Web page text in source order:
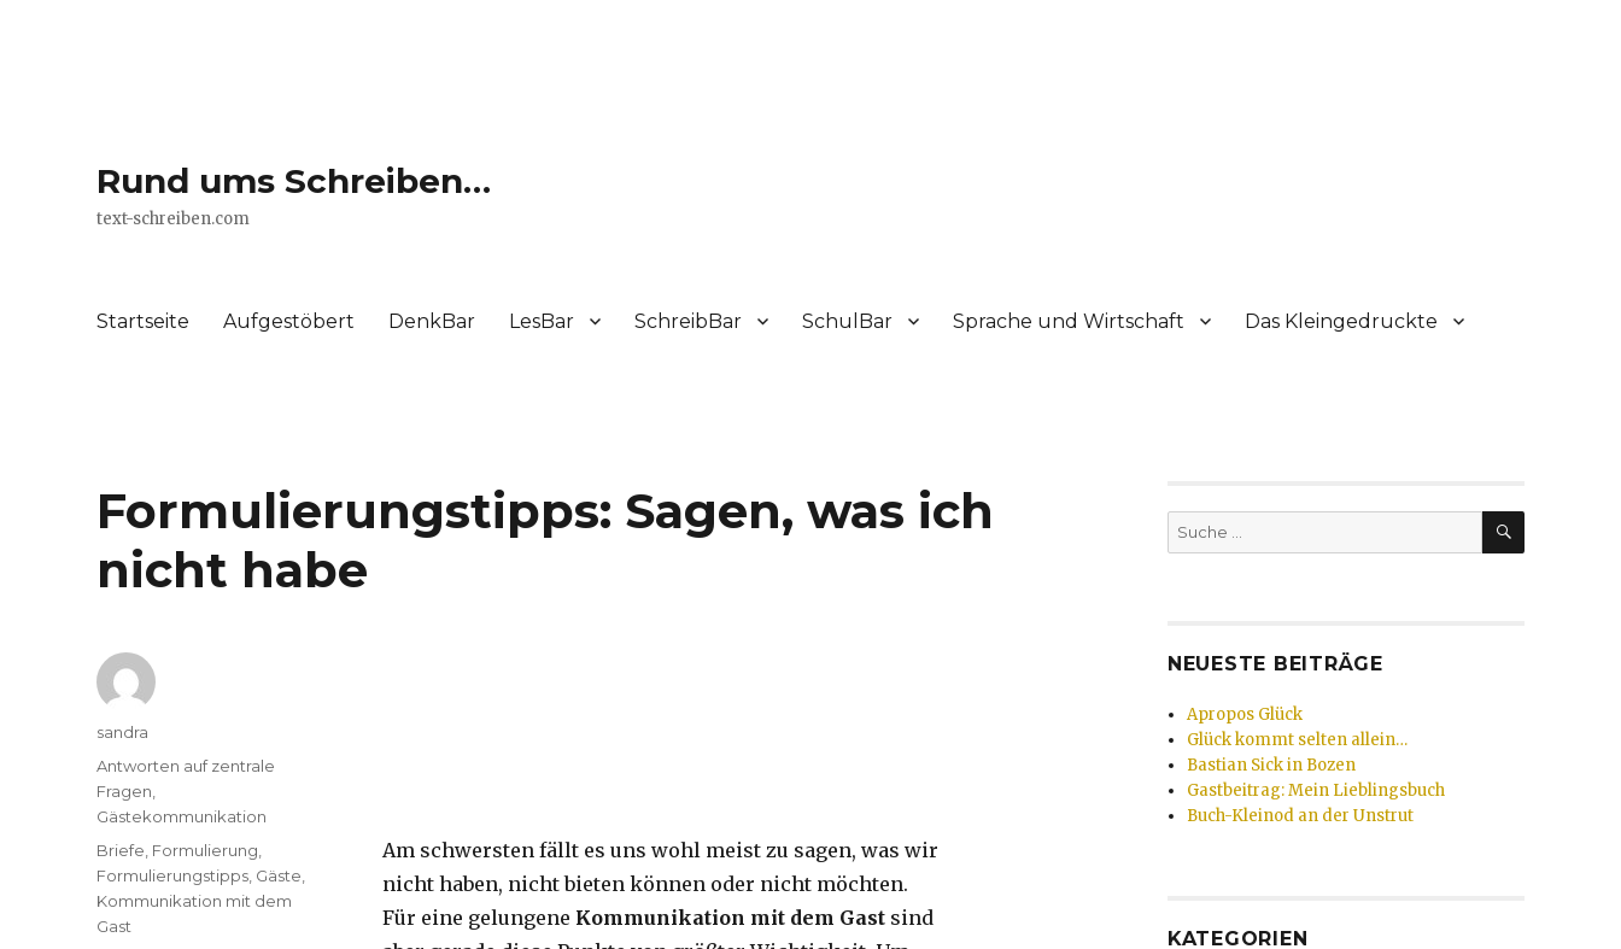
Rund ums Schreiben…
text-schreiben.com
Startseite Aufgestöbert DenkBar LesBar SchreibBar SchulBar Sprache und Wirtschaft Das Kleingedruckte
Formulierungstipps: Sagen, was ich
nicht habe
Am schwersten fällt es uns wohl meist zu sagen, was wir
nicht haben, nicht bieten können oder nicht möchten.
Für eine gelungene Kommunikation mit dem Gastsind
Autor
sandra
Kategorien
Antworten auf zentrale
Fragen
Gästekommunikation
Tags
Briefe Formulierung
Formulierungstipps Gäste
Kommunikation mit dem
Gast
Suche
nach:
SUCHE
NEUESTE BEITRÄGE
Apropos Glück
Glück kommt selten allein…
Bastian Sick in Bozen
Gastbeitrag: Mein Lieblingsbuch
Buch-Kleinod an der Unstrut
KATEGORIEN